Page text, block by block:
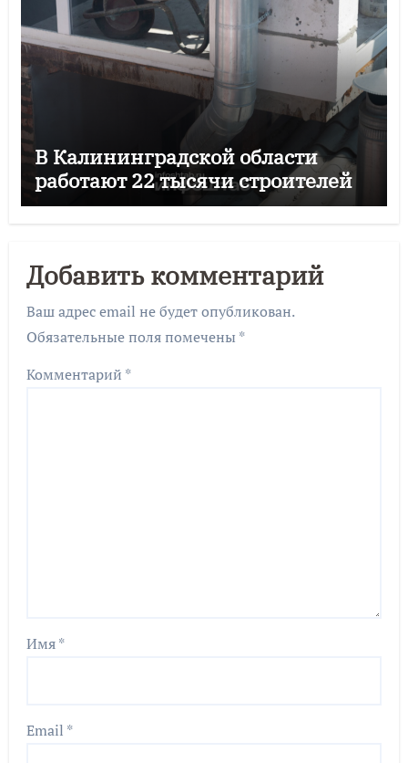
В Калининградской области
работают 22 тысячи строителей
Добавить комментарий
Ваш адрес email не будет опубликован.
Обязательные поля помечены *
Комментарий *
Имя*
Email *